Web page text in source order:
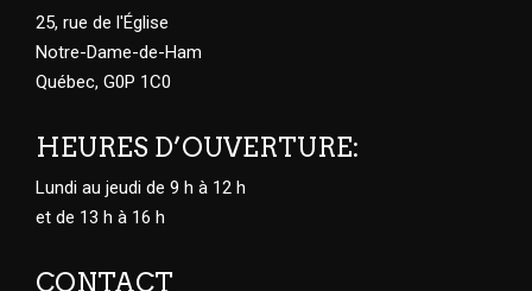
25, rue de l'Église
Notre-Dame-de-Ham
Québec, G0P 1C0
HEURES D’OUVERTURE:
Lundi au jeudi de 9 h à 12 h
et de 13 h à 16 h
CONTACT